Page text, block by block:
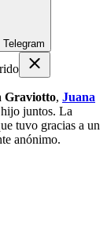
Telegram
Graviotto, Juana
juntos. La
tuvo gracias a un
anónimo.